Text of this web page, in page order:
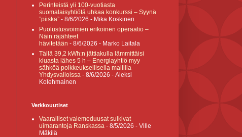
Perinteistä yli 100-vuotiasta
suomalaisyhtiötä uhkaa konkurssi – Syynä
”piiska” - 8/6/2026 - Mika Koskinen
Puolustusvoimien erikoinen operaatio –
Näin räjähteet
hävitetään - 8/6/2026 - Marko Laitala
Tällä 39,2 kWh:n jättiakulla lämmittäisi
kiuasta lähes 5 h – Energiayhtiö myy
sähköä poikkeuksellisella mallilla
Yhdysvalloissa - 8/6/2026 - Aleksi
Kolehmainen
Verkkouutiset
Vaaralliset valemeduusat sulkivat
uimarantoja Ranskassa - 8/5/2026 - Ville
Mäkilä